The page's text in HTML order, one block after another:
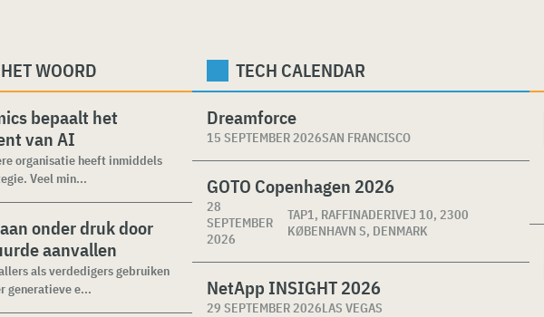
WOORD
bepaalt het
van AI
organisatie heeft inmiddels
Veel min...
onder druk door
aanvallen
als verdedigers gebruiken
generatieve e...
TECH CALENDAR
Dreamforce
15 SEPTEMBER 2026SAN FRANCISCO
GOTO Copenhagen 2026
28
SEPTEMBER
2026
TAP1, RAFFINADERIVEJ 10, 2300
KØBENHAVN S, DENMARK
NetApp INSIGHT 2026
29 SEPTEMBER 2026LAS VEGAS